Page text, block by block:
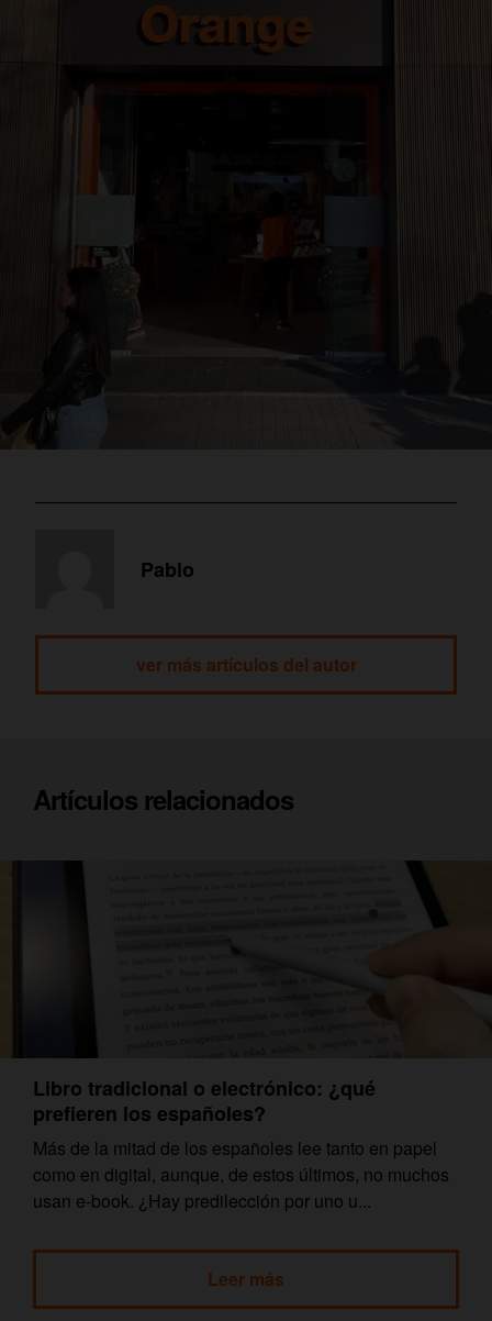
Pablo
ver más artículos del autor
Artículos relacionados
Libro tradicional o electrónico: ¿qué
prefieren los españoles?
Más de la mitad de los españoles lee tanto en papel
como en digital, aunque, de estos últimos, no muchos
usan e-book. ¿Hay predilección por uno u...
Leer más